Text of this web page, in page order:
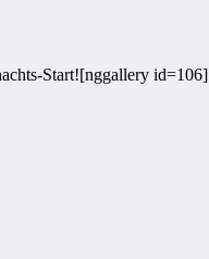
Start![nggallery id=106]